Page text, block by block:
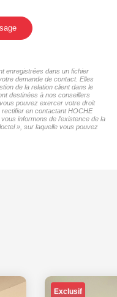
enregistrées dans un fichier
demande de contact. Elles
de la relation client dans le
destinées à nos conseillers
pouvez exercer votre droit
en contactant HOCHE
informons de l'existence de la
», sur laquelle vous pouvez
Exclusif